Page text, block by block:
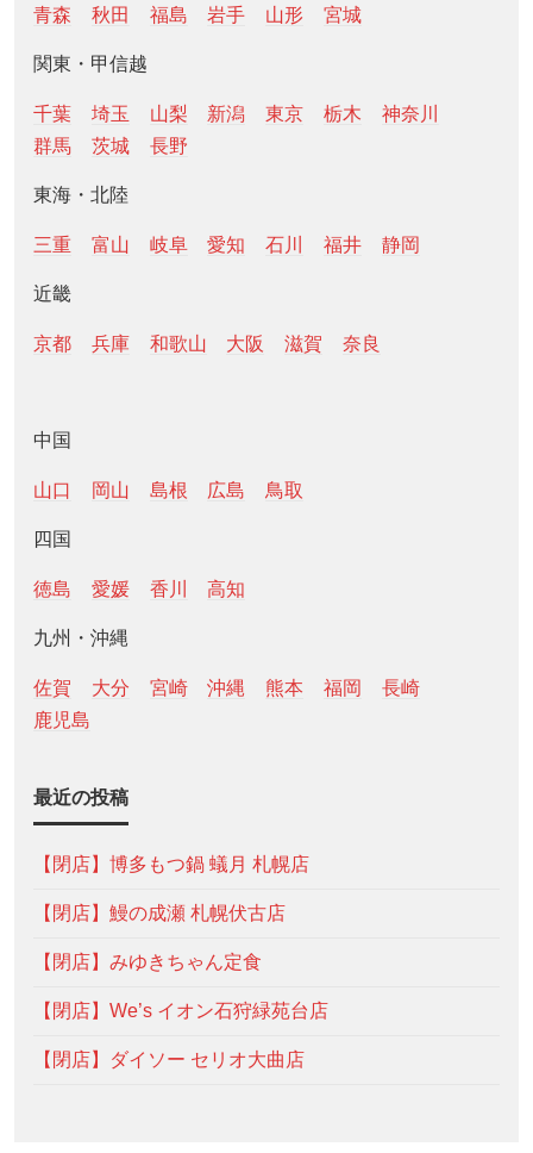
青森 秋田 福島 岩手 山形 宮城
関東・甲信越
千葉 埼玉 山梨 新潟 東京 栃木
神奈川
群馬
茨城 長野
東海・北陸
三重 富山 岐阜 愛知 石川 福井 静岡
近畿
京都 兵庫 和歌山 大阪 滋賀 奈良
中国
山口 岡山 島根 広島 鳥取
四国
徳島 愛媛 香川 高知
九州・沖縄
佐賀 大分 宮崎 沖縄 熊本 福岡
長崎
鹿児島
最近の投稿
【閉店】博多もつ鍋 蟻月 札幌店
【閉店】鰻の成瀬 札幌伏古店
【閉店】みゆきちゃん定食
【閉店】We’s イオン石狩緑苑台店
【閉店】ダイソー セリオ大曲店